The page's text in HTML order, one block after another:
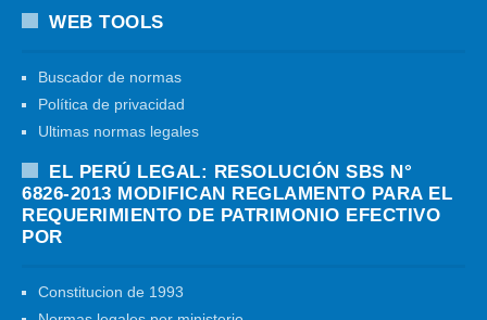
WEB TOOLS
Buscador de normas
Política de privacidad
Ultimas normas legales
EL PERÚ LEGAL: RESOLUCIÓN SBS N°
6826-2013 MODIFICAN REGLAMENTO PARA EL
REQUERIMIENTO DE PATRIMONIO EFECTIVO
POR
Constitucion de 1993